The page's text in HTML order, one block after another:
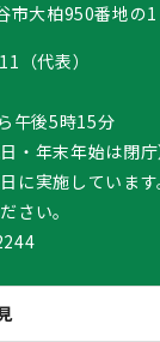
大柏950番地の1
（代表）
午後5時15分
・年末年始は閉庁
に実施しています
さい。